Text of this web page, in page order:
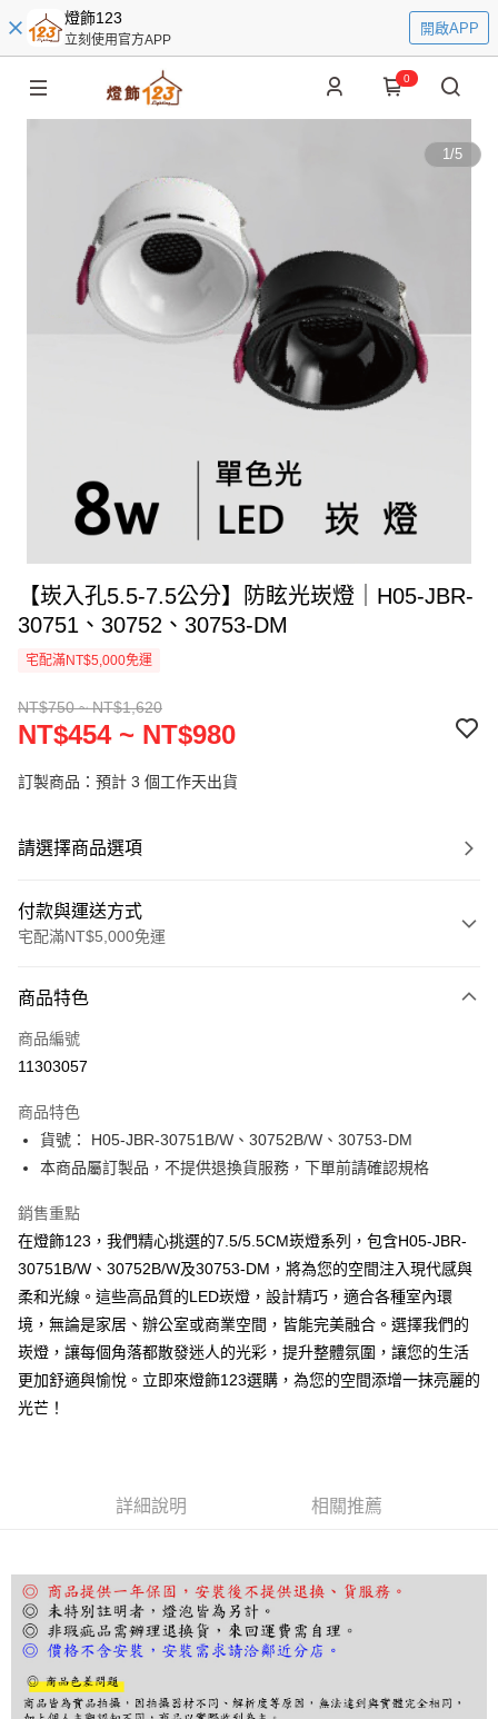
燈飾123
立刻使用官方APP
開啟APP
0
1/5
【崁入孔5.5-7.5公分】防眩光崁燈｜H05-JBR-
30751、30752、30753-DM
宅配滿NT$5,000免運
NT$750 ~ NT$1,620
NT$454 ~ NT$980
訂製商品：預計 3 個工作天出貨
請選擇商品選項
付款與運送方式
宅配滿NT$5,000免運
信用卡一次付款
LINE Pay
街口支付
悠遊付
Google Pay
AFTEE先享後付
相關說明
【關於「AFTEE先享後付」】
AFTEE先享後付是「在收到商品之後才付款」的支付方式。 讓您購物簡單
便利好安心！
１．簡單：不需註冊會員、不需綁卡、不需儲值。
１．於結帳方式選擇「AFTEE先享後付」後，將跳轉至「AFTEE先享後付」
３．收到繳費通知簡訊後14天內，點擊此簡訊中的連結，可透過四大超商／
ATM／網路銀行／等多元方式進行付款，方視為交易完成。
※ 請注意：結帳手續完成當下不需立刻繳費，但若您需要取消訂單，請聯絡
購買商品的店家。未經商家同意取消之訂單仍視為有效，需透過AFTEE先享
後付繳納相關費用。
是否繳費成功／繳費後需取消欲退款等相關疑問，請聯繫「AFTEE先享後付
客戶支援中心」https://netprotections.freshdesk.com/support/home
商品特色
商品編號
11303057
商品特色
貨號： H05-JBR-30751B/W、30752B/W、30753-DM
本商品屬訂製品，不提供退換貨服務，下單前請確認規格
銷售重點
在燈飾123，我們精心挑選的7.5/5.5CM崁燈系列，包含H05-JBR-
30751B/W、30752B/W及30753-DM，將為您的空間注入現代感與
柔和光線。這些高品質的LED崁燈，設計精巧，適合各種室內環
境，無論是家居、辦公室或商業空間，皆能完美融合。選擇我們的
崁燈，讓每個角落都散發迷人的光彩，提升整體氛圍，讓您的生活
更加舒適與愉悅。立即來燈飾123選購，為您的空間添增一抹亮麗的
光芒！
詳細說明 相關推薦